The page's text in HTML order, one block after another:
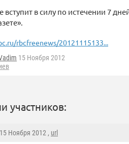
вступит в силу по истечении 7
rbcfreenews/20121115133...
15 Ноября 2012
участников:
Ноября 2012 , url